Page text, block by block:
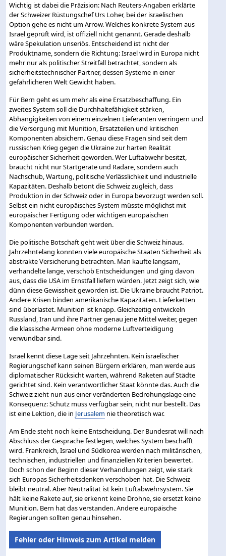
Wichtig ist dabei die Präzision: Nach Reuters-Angaben erklärte
der Schweizer Rüstungschef Urs Loher, bei der israelischen
Option gehe es nicht um Arrow. Welches konkrete System aus
Israel geprüft wird, ist offiziell nicht genannt. Gerade deshalb
wäre Spekulation unseriös. Entscheidend ist nicht der
Produktname, sondern die Richtung: Israel wird in Europa nicht
mehr nur als politischer Streitfall betrachtet, sondern als
sicherheitstechnischer Partner, dessen Systeme in einer
gefährlicheren Welt Gewicht haben.
Für Bern geht es um mehr als eine Ersatzbeschaffung. Ein
zweites System soll die Durchhaltefähigkeit stärken,
Abhängigkeiten von einem einzelnen Lieferanten verringern und
die Versorgung mit Munition, Ersatzteilen und kritischen
Komponenten absichern. Genau diese Fragen sind seit dem
russischen Krieg gegen die Ukraine zur harten Realität
europäischer Sicherheit geworden. Wer Luftabwehr besitzt,
braucht nicht nur Startgeräte und Radare, sondern auch
Nachschub, Wartung, politische Verlässlichkeit und industrielle
Kapazitäten. Deshalb betont die Schweiz zugleich, dass
Produktion in der Schweiz oder in Europa bevorzugt werden soll.
Selbst ein nicht europäisches System müsste möglichst mit
europäischer Fertigung oder wichtigen europäischen
Komponenten verbunden werden.
Die politische Botschaft geht weit über die Schweiz hinaus.
Jahrzehntelang konnten viele europäische Staaten Sicherheit als
abstrakte Versicherung betrachten. Man kaufte langsam,
verhandelte lange, verschob Entscheidungen und ging davon
aus, dass die USA im Ernstfall liefern würden. Jetzt zeigt sich, wie
dünn diese Gewissheit geworden ist. Die Ukraine braucht Patriot.
Andere Krisen binden amerikanische Kapazitäten. Lieferketten
sind überlastet. Munition ist knapp. Gleichzeitig entwickeln
Russland, Iran und ihre Partner genau jene Mittel weiter, gegen
die klassische Armeen ohne moderne Luftverteidigung
verwundbar sind.
Israel kennt diese Lage seit Jahrzehnten. Kein israelischer
Regierungschef kann seinen Bürgern erklären, man werde aus
diplomatischer Rücksicht warten, während Raketen auf Städte
gerichtet sind. Kein verantwortlicher Staat könnte das. Auch die
Schweiz zieht nun aus einer veränderten Bedrohungslage eine
Konsequenz: Schutz muss verfügbar sein, nicht nur bestellt. Das
ist eine Lektion, die in Jerusalem nie theoretisch war.
Am Ende steht noch keine Entscheidung. Der Bundesrat will nach
Abschluss der Gespräche festlegen, welches System beschafft
wird. Frankreich, Israel und Südkorea werden nach militärischen,
technischen, industriellen und finanziellen Kriterien bewertet.
Doch schon der Beginn dieser Verhandlungen zeigt, wie stark
sich Europas Sicherheitsdenken verschoben hat. Die Schweiz
bleibt neutral. Aber Neutralität ist kein Luftabwehrsystem. Sie
hält keine Rakete auf, sie erkennt keine Drohne, sie ersetzt keine
Munition. Bern hat das verstanden. Andere europäische
Regierungen sollten genau hinsehen.
Fehler oder Hinweis zum Artikel melden